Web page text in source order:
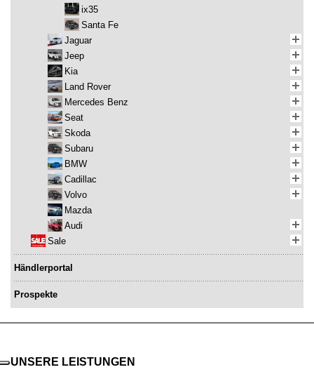
ix35
Santa Fe
Jaguar
Jeep
Kia
Land Rover
Mercedes Benz
Seat
Skoda
Subaru
BMW
Cadillac
Volvo
Mazda
Audi
Sale
Händlerportal
Prospekte
UNSERE LEISTUNGEN